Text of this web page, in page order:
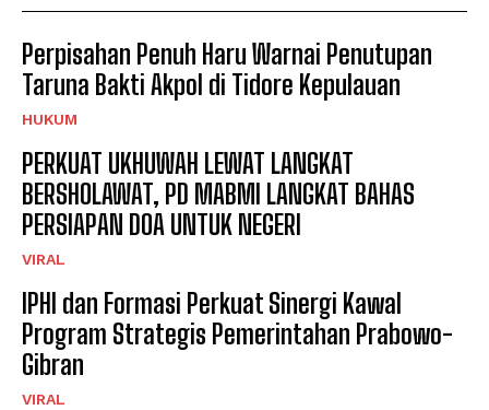
Perpisahan Penuh Haru Warnai Penutupan
Taruna Bakti Akpol di Tidore Kepulauan
HUKUM
PERKUAT UKHUWAH LEWAT LANGKAT
BERSHOLAWAT, PD MABMI LANGKAT BAHAS
PERSIAPAN DOA UNTUK NEGERI
VIRAL
IPHI dan Formasi Perkuat Sinergi Kawal
Program Strategis Pemerintahan Prabowo-
Gibran
VIRAL